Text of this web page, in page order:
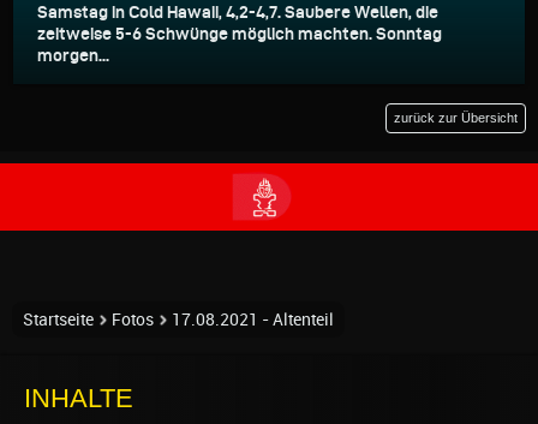
Samstag in Cold Hawaii, 4,2-4,7. Saubere Wellen, die
zeitweise 5-6 Schwünge möglich machten. Sonntag
morgen...
zurück zur Übersicht
Startseite Fotos 17.08.2021 - Altenteil
INHALTE